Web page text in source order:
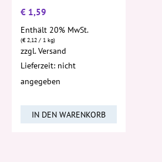
€ 1,59
Enthält 20% MwSt.
(€2,12 / 1 kg)
zzgl.Versand
Lieferzeit: nicht
angegeben
IN DEN WARENKORB